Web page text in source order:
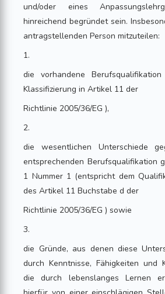
und/oder eines
hinreichend begründet sein.
antragstellenden Person mitzuteilen:
1.
die vorhandene
Klassifizierung in Artikel 11 der
Richtlinie 2005/36/EG ),
2.
die wesentlichen Unterschiede
entsprechenden Berufsqualifikation
1 Nummer 1 (entspricht dem
des Artikel 11 Buchstabe d der
Richtlinie 2005/36/EG ) sowie
3.
die Gründe, aus denen diese
durch Kenntnisse, Fähigkeiten und
die durch lebenslanges Lernen